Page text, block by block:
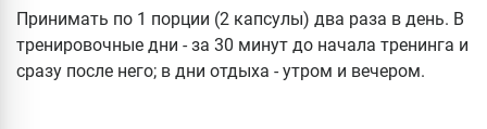
Принимать по 1 порции (2 капсулы) два раза в день. В
тренировочные дни - за 30 минут до начала тренинга и
сразу после него; в дни отдыха - утром и вечером.